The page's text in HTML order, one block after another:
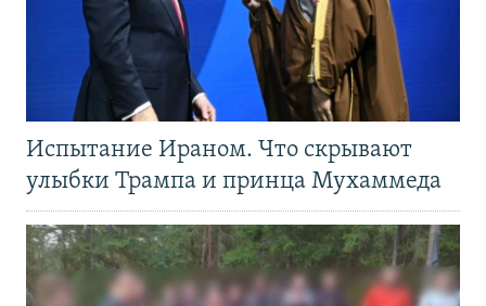
Испытание Ираном. Что скрывают
улыбки Трампа и принца Мухаммеда